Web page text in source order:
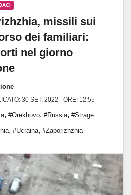
missili sui
dei familiari:
nel giorno
30 SET, 2022 - ORE: 12:55
, #Orekhovo, #Russia, #Strage
, #Ucraina, #Zaporizhzhia